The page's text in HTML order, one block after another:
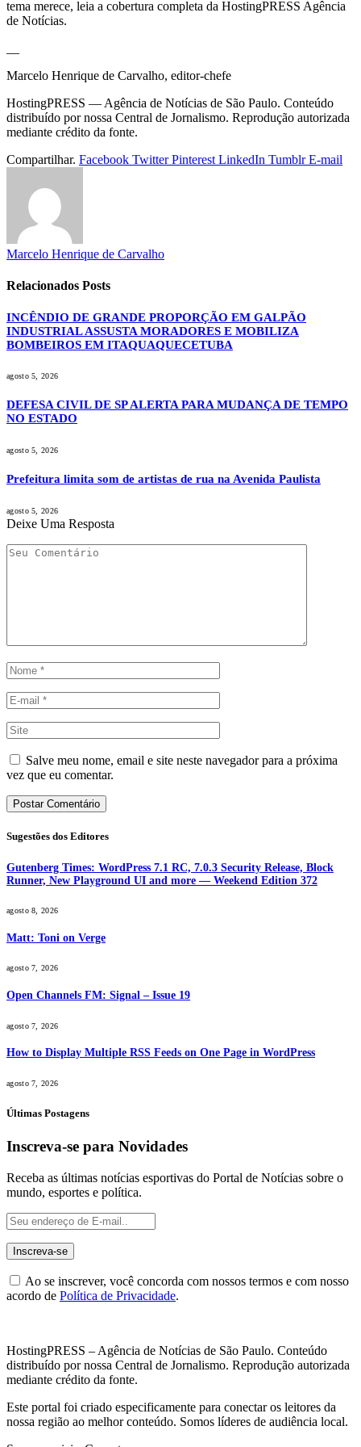
tema merece, leia a cobertura completa da HostingPRESS Agência
de Notícias.
Marcelo Henrique de Carvalho, editor-chefe
HostingPRESS — Agência de Notícias de São Paulo. Conteúdo
distribuído por nossa Central de Jornalismo. Reprodução autorizada
mediante crédito da fonte.
Compartilhar. Facebook Twitter Pinterest LinkedIn Tumblr E-mail
Marcelo Henrique de Carvalho
Relacionados Posts
INCÊNDIO DE GRANDE PROPORÇÃO EM GALPÃO
INDUSTRIAL ASSUSTA MORADORES E MOBILIZA
BOMBEIROS EM ITAQUAQUECETUBA
agosto 5, 2026
DEFESA CIVIL DE SP ALERTA PARA MUDANÇA DE TEMPO
NO ESTADO
agosto 5, 2026
Prefeitura limita som de artistas de rua na Avenida Paulista
agosto 5, 2026
Deixe Uma Resposta
Salve meu nome, email e site neste navegador para a próxima
vez que eu comentar.
Sugestões dos Editores
Gutenberg Times: WordPress 7.1 RC, 7.0.3 Security Release, Block
Runner, New Playground UI and more — Weekend Edition 372
agosto 8, 2026
Matt: Toni on Verge
agosto 7, 2026
Open Channels FM: Signal – Issue 19
agosto 7, 2026
How to Display Multiple RSS Feeds on One Page in WordPress
agosto 7, 2026
Últimas Postagens
Inscreva-se para Novidades
Receba as últimas notícias esportivas do Portal de Notícias sobre o
mundo, esportes e política.
Ao se inscrever, você concorda com nossos termos e com nosso
acordo de Política de Privacidade.
HostingPRESS – Agência de Notícias de São Paulo. Conteúdo
distribuído por nossa Central de Jornalismo. Reprodução autorizada
mediante crédito da fonte.
Este portal foi criado especificamente para conectar os leitores da
nossa região ao melhor conteúdo. Somos líderes de audiência local.